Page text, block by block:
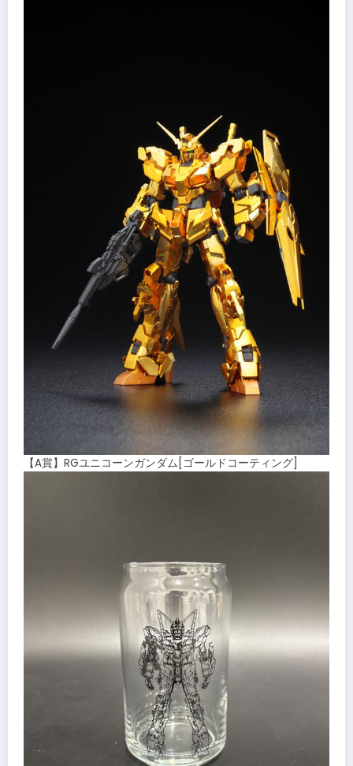
【A賞】RGユニコーンガンダム[ゴールドコーティング]